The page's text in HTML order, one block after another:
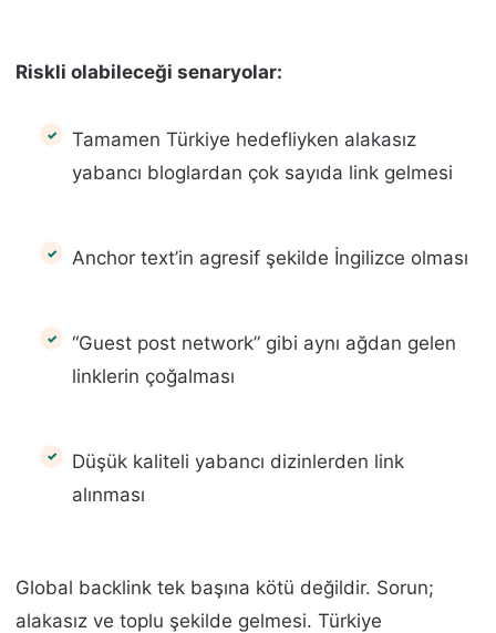
Riskli olabileceği senaryolar:
Tamamen Türkiye hedefliyken alakasız
yabancı bloglardan çok sayıda link gelmesi
Anchor text’in agresif şekilde İngilizce olması
“Guest post network” gibi aynı ağdan gelen
linklerin çoğalması
Düşük kaliteli yabancı dizinlerden link
alınması
Global backlink tek başına kötü değildir. Sorun;
alakasız ve toplu şekilde gelmesi. Türkiye